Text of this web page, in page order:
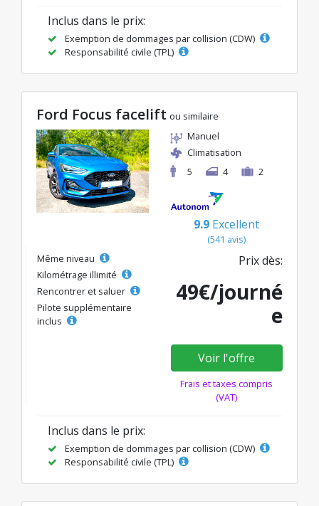
Inclus dans le prix:
Exemption de dommages par collision (CDW)
Responsabilité civile (TPL)
Ford Focus facelift ou similaire
Manuel
Climatisation
5
4 2
9.9 Excellent
(541 avis)
Même niveau
Kilométrage illimité
Rencontrer et saluer
Pilote supplémentaire
inclus
Prix dès:
49€/journé
e
Voir l'offre
Frais et taxes compris
(VAT)
Inclus dans le prix:
Exemption de dommages par collision (CDW)
Responsabilité civile (TPL)